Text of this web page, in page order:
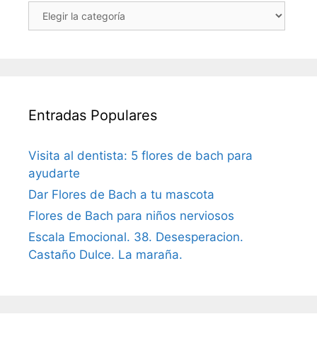
Entradas:
Entradas Populares
Visita al dentista: 5 flores de bach para
ayudarte
Dar Flores de Bach a tu mascota
Flores de Bach para niños nerviosos
Escala Emocional. 38. Desesperacion.
Castaño Dulce. La maraña.